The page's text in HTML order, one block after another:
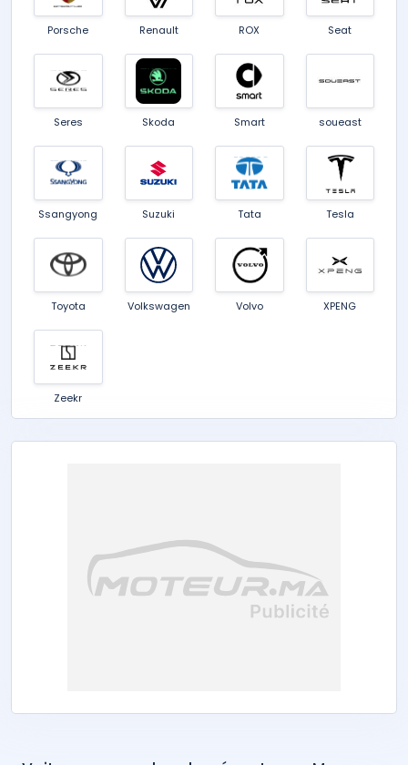
Porsche Renault ROX Seat
Seres Skoda Smart soueast
Ssangyong Suzuki Tata Tesla
Toyota Volkswagen Volvo XPENG
Zeekr